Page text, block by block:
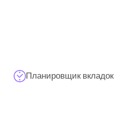
Планировщик вкладок